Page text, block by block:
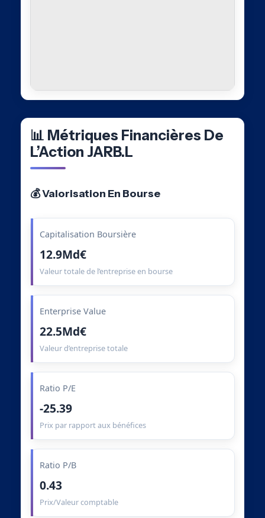
📊 Métriques Financières De
L’Action JARB.L
💰 Valorisation En Bourse
Capitalisation Boursière
12.9Md€
Valeur totale de l’entreprise en bourse
Enterprise Value
22.5Md€
Valeur d’entreprise totale
Ratio P/E
-25.39
Prix par rapport aux bénéfices
Ratio P/B
0.43
Prix/Valeur comptable